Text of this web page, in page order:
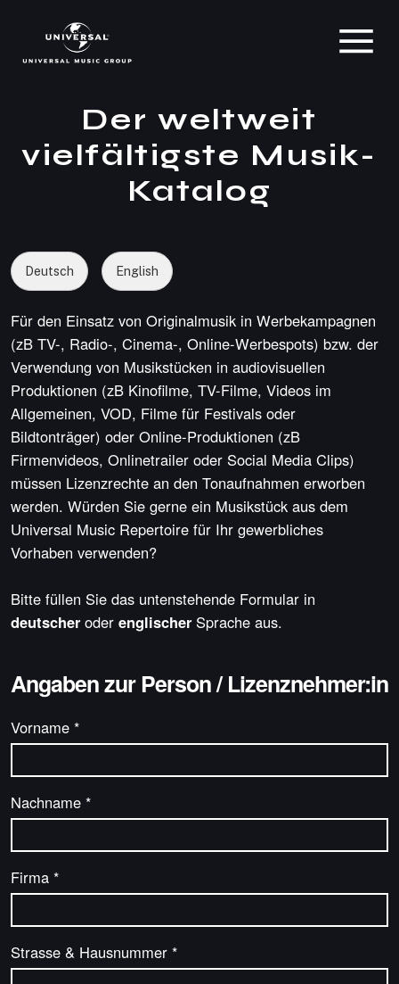
Der weltweit
vielfältigste Musik-
Katalog
Deutsch English